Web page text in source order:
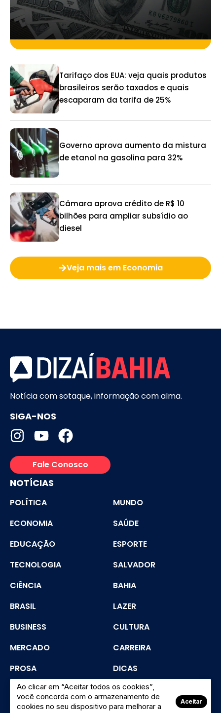
Tarifaço dos EUA: veja quais produtos
brasileiros serão taxados e quais
escaparam da tarifa de 25%
Governo aprova aumento da mistura
de etanol na gasolina para 32%
Câmara aprova crédito de R$ 10
bilhões para ampliar subsídio ao
diesel
Veja mais em Economia
Notícia com sotaque, informação com alma.
SIGA-NOS
Fale Conosco
NOTÍCIAS
POLÍTICA
MUNDO
ECONOMIA
SAÚDE
EDUCAÇÃO
ESPORTE
TECNOLOGIA
SALVADOR
CIÊNCIA
BAHIA
BRASIL
LAZER
BUSINESS
CULTURA
MERCADO
CARREIRA
PROSA
DICAS
SEGURANÇA
Ao clicar em “Aceitar todos os cookies”,
você concorda com o armazenamento de
cookies no seu dispositivo para melhorar a
Aceitar